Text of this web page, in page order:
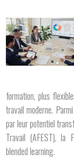
formation, plus
travail moderne.
par leur potentiel
Travail (AFEST), la
blended learning.